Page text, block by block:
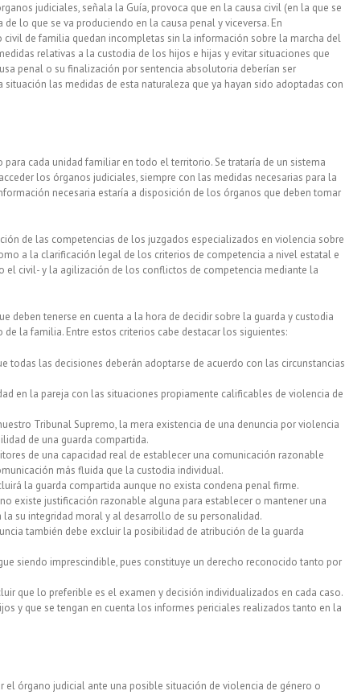
judiciales, señala la Guía, provoca que en la causa civil (en la que se
lo que se va produciendo en la causa penal y viceversa. En
de familia quedan incompletas sin la información sobre la marcha del
relativas a la custodia de los hijos e hijas y evitar situaciones que
penal o su finalización por sentencia absolutoria deberían ser
las medidas de esta naturaleza que ya hayan sido adoptadas con
cada unidad familiar en todo el territorio. Se trataría de un sistema
los órganos judiciales, siempre con las medidas necesarias para la
necesaria estaría a disposición de los órganos que deben tomar
de las competencias de los juzgados especializados en violencia sobre
a la clarificación legal de los criterios de competencia a nivel estatal e
civil- y la agilización de los conflictos de competencia mediante la
deben tenerse en cuenta a la hora de decidir sobre la guarda y custodia
la familia. Entre estos criterios cabe destacar los siguientes:
todas las decisiones deberán adoptarse de acuerdo con las circunstancias
en la pareja con las situaciones propiamente calificables de violencia de
Tribunal Supremo, la mera existencia de una denuncia por violencia
de una guarda compartida.
de una capacidad real de establecer una comunicación razonable
más fluida que la custodia individual.
la guarda compartida aunque no exista condena penal firme.
existe justificación razonable alguna para establecer o mantener una
su integridad moral y al desarrollo de su personalidad.
también debe excluir la posibilidad de atribución de la guarda
siendo imprescindible, pues constituye un derecho reconocido tanto por
que lo preferible es el examen y decisión individualizados en cada caso.
y que se tengan en cuenta los informes periciales realizados tanto en la
el órgano judicial ante una posible situación de violencia de género o